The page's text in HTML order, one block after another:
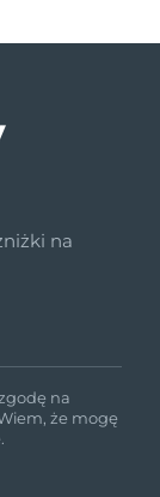
na
na
że mogę